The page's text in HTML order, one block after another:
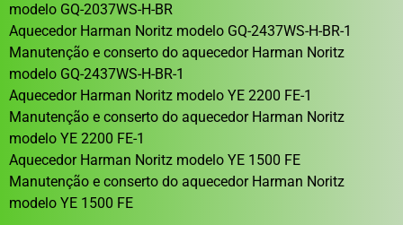
modelo GQ-2037WS-H-BR
Aquecedor Harman Noritz modelo GQ-2437WS-H-BR-1
Manutenção e conserto do aquecedor Harman Noritz
modelo GQ-2437WS-H-BR-1
Aquecedor Harman Noritz modelo YE 2200 FE-1
Manutenção e conserto do aquecedor Harman Noritz
modelo YE 2200 FE-1
Aquecedor Harman Noritz modelo YE 1500 FE
Manutenção e conserto do aquecedor Harman Noritz
modelo YE 1500 FE